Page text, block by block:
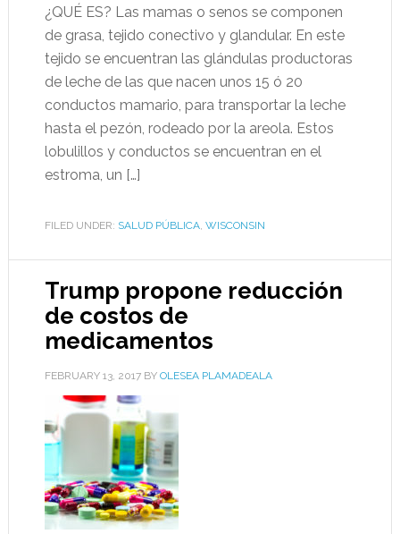
¿QUÉ ES? Las mamas o senos se componen
de grasa, tejido conectivo y glandular. En este
tejido se encuentran las glándulas productoras
de leche de las que nacen unos 15 ó 20
conductos mamario, para transportar la leche
hasta el pezón, rodeado por la areola. Estos
lobulillos y conductos se encuentran en el
estroma, un […]
FILED UNDER: SALUD PÚBLICA, WISCONSIN
Trump propone reducción
de costos de
medicamentos
FEBRUARY 13, 2017BY OLESEA PLAMADEALA